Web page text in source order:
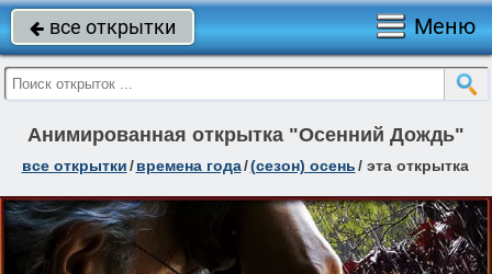
 все открытки Меню
Анимированная открытка "Осенний Дождь"
все открытки/ времена года/(сезон) осень/ эта открытка